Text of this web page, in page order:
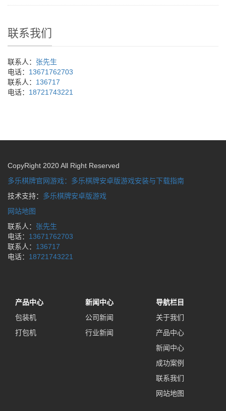
联系我们
联系人： 张先生
电话： 13671762703
联系人： 136717
电话： 18721743221
CopyRight 2020 All Right Reserved
多乐棋牌官网游戏：多乐棋牌安卓版游戏安装与下载指南
技术支持： 多乐棋牌安卓版游戏
网站地图
联系人： 张先生
电话： 13671762703
联系人： 136717
电话： 18721743221
产品中心
包装机
打包机
新闻中心
公司新闻
行业新闻
导航栏目
关于我们
产品中心
新闻中心
成功案例
联系我们
网站地图